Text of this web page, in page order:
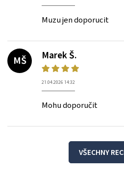
Muzu jen doporucit
MŠ
Marek Š.
21.04.2026 14:32
Mohu doporučit
VŠECHNY